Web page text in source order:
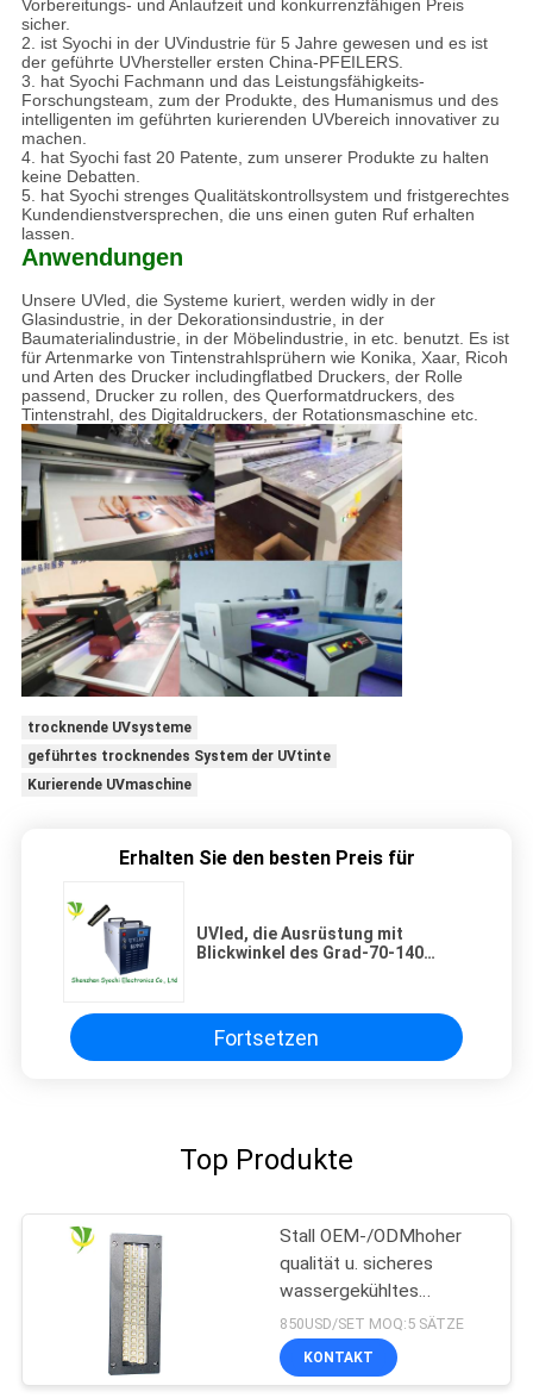
Vorbereitungs- und Anlaufzeit und konkurrenzfähigen Preis
sicher.
2. ist Syochi in der UVindustrie für 5 Jahre gewesen und es ist
der geführte UVhersteller ersten China-PFEILERS.
3. hat Syochi Fachmann und das Leistungsfähigkeits-
Forschungsteam, zum der Produkte, des Humanismus und des
intelligenten im geführten kurierenden UVbereich innovativer zu
machen.
4. hat Syochi fast 20 Patente, zum unserer Produkte zu halten
keine Debatten.
5. hat Syochi strenges Qualitätskontrollsystem und fristgerechtes
Kundendienstversprechen, die uns einen guten Ruf erhalten
lassen.
Anwendungen
Unsere UVled, die Systeme kuriert, werden widly in der
Glasindustrie, in der Dekorationsindustrie, in der
Baumaterialindustrie, in der Möbelindustrie, in etc. benutzt. Es ist
für Artenmarke von Tintenstrahlsprühern wie Konika, Xaar, Ricoh
und Arten des Drucker includingflatbed Druckers, der Rolle
passend, Drucker zu rollen, des Querformatdruckers, des
Tintenstrahl, des Digitaldruckers, der Rotationsmaschine etc.
trocknende UVsysteme
geführtes trocknendes System der UVtinte
Kurierende UVmaschine
Erhalten Sie den besten Preis für
UVled, die Ausrüstung mit
Blickwinkel des Grad-70-140
Fortsetzen
Top Produkte
Stall OEM-/ODMhoher
qualität u. sicheres
wassergekühltes
Wasserkühlung LED
kurierendes UVsystem
für Offsetdruckmaschine
850USD/SET MOQ:5 SÄTZE
KONTAKT